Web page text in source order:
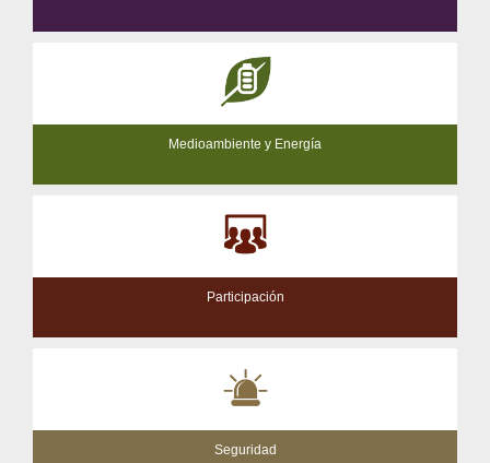
Medioambiente y Energía
Participación
Seguridad